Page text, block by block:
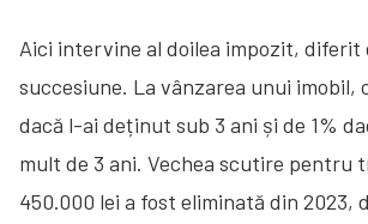
Aici intervine al doilea impozit, diferit
succesiune. La vânzarea unui imobil,
dacă l-ai deținut sub 3 ani și de 1%
mult de 3 ani. Vechea scutire pentru
450.000 lei a fost eliminată din 2023,